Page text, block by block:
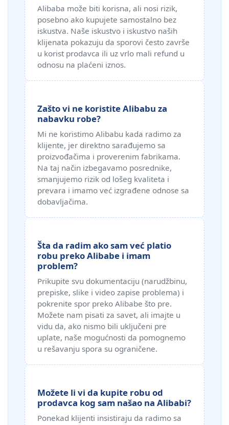
Alibaba može biti korisna, ali nosi rizik,
posebno ako kupujete samostalno bez
iskustva. Naše iskustvo i iskustvo naših
klijenata pokazuju da sporovi često završe
u korist prodavca ili uz vrlo mali refund u
odnosu na plaćeni iznos.
Zašto vi ne koristite Alibabu za
nabavku robe?
Mi ne koristimo Alibabu kada radimo za
klijente, jer direktno sarađujemo sa
proizvođačima i proverenim fabrikama.
Na taj način izbegavamo posrednike,
smanjujemo rizik od lošeg kvaliteta i
prevara i imamo već izgrađene odnose sa
dobavljačima.
Šta da radim ako sam već platio
robu preko Alibabe i imam
problem?
Prikupite svu dokumentaciju (narudžbinu,
prepiske, slike i video zapise problema) i
pokrenite spor preko Alibabe što pre.
Možete nam pisati za savet, ali imajte u
vidu da, ako nismo bili uključeni pre
uplate, naše mogućnosti da pomognemo
u rešavanju spora su ograničene.
Možete li vi da kupite robu od
prodavca kog sam našao na Alibabi?
Ponekad klijenti insistiraju da radimo sa